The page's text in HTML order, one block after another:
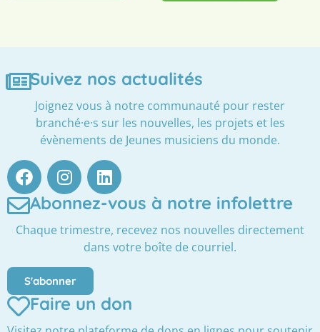
Suivez nos actualités
Joignez vous à notre communauté pour rester
branché·e·s sur les nouvelles, les projets et les
évènements de Jeunes musiciens du monde.
Abonnez-vous à notre infolettre
Chaque trimestre, recevez nos nouvelles directement
dans votre boîte de courriel.
S'abonner
Faire un don